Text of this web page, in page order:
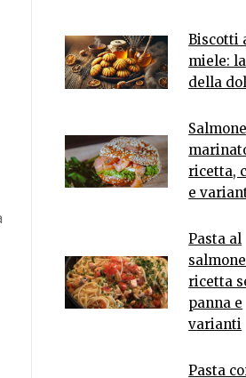
Biscotti
miele:
della
Salmone
ricetta,
e
Pasta al
ricetta
panna e
varianti
Pasta